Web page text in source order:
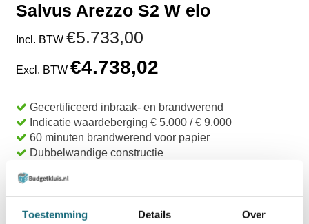
Toestemming Details Over
Salvus Arezzo S2 W elo
Incl. BTW €5.733,00
Excl. BTW €4.738,02
Gecertificeerd inbraak- en brandwerend
Indicatie waardeberging € 5.000 / € 9.000
60 minuten brandwerend voor papier
Dubbelwandige constructie